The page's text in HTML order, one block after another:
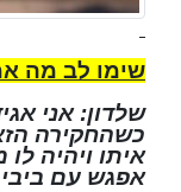
שימו לב מה
שלדון: אני
כשהחקירה
איתו ויהיה
אפגש עם